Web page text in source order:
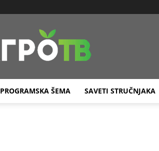
PROGRAMSKA ŠEMA SAVETI STRUČNJAKA